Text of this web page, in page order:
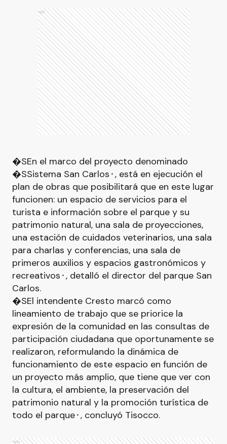
Ads
�SEn el marco del proyecto denominado
�SSistema San Carlos⬝, está en ejecución el
plan de obras que posibilitará que en este lugar
funcionen: un espacio de servicios para el
turista e información sobre el parque y su
patrimonio natural, una sala de proyecciones,
una estación de cuidados veterinarios, una sala
para charlas y conferencias, una sala de
primeros auxilios y espacios gastronómicos y
recreativos⬝, detalló el director del parque San
Carlos.
�SEl intendente Cresto marcó como
lineamiento de trabajo que se priorice la
expresión de la comunidad en las consultas de
participación ciudadana que oportunamente se
realizaron, reformulando la dinámica de
funcionamiento de este espacio en función de
un proyecto más amplio, que tiene que ver con
la cultura, el ambiente, la preservación del
patrimonio natural y la promoción turística de
todo el parque⬝, concluyó Tisocco.
Ads